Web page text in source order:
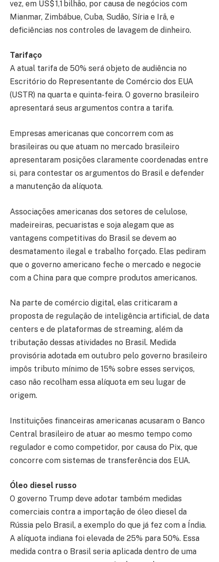
vez, em US$ 1,1 bilhão, por causa de negócios com
Mianmar, Zimbábue, Cuba, Sudão, Síria e Irã, e
deficiências nos controles de lavagem de dinheiro.
Tarifaço
A atual tarifa de 50% será objeto de audiência no
Escritório do Representante de Comércio dos EUA
(USTR) na quarta e quinta-feira. O governo brasileiro
apresentará seus argumentos contra a tarifa.
Empresas americanas que concorrem com as
brasileiras ou que atuam no mercado brasileiro
apresentaram posições claramente coordenadas entre
si, para contestar os argumentos do Brasil e defender
a manutenção da alíquota.
Associações americanas dos setores de celulose,
madeireiras, pecuaristas e soja alegam que as
vantagens competitivas do Brasil se devem ao
desmatamento ilegal e trabalho forçado. Elas pediram
que o governo americano feche o mercado e negocie
com a China para que compre produtos americanos.
Na parte de comércio digital, elas criticaram a
proposta de regulação de inteligência artificial, de data
centers e de plataformas de streaming, além da
tributação dessas atividades no Brasil. Medida
provisória adotada em outubro pelo governo brasileiro
impôs tributo mínimo de 15% sobre esses serviços,
caso não recolham essa alíquota em seu lugar de
origem.
Instituições financeiras americanas acusaram o Banco
Central brasileiro de atuar ao mesmo tempo como
regulador e como competidor, por causa do Pix, que
concorre com sistemas de transferência dos EUA.
Óleo diesel russo
O governo Trump deve adotar também medidas
comerciais contra a importação de óleo diesel da
Rússia pelo Brasil, a exemplo do que já fez com a Índia.
A alíquota indiana foi elevada de 25% para 50%. Essa
medida contra o Brasil seria aplicada dentro de uma